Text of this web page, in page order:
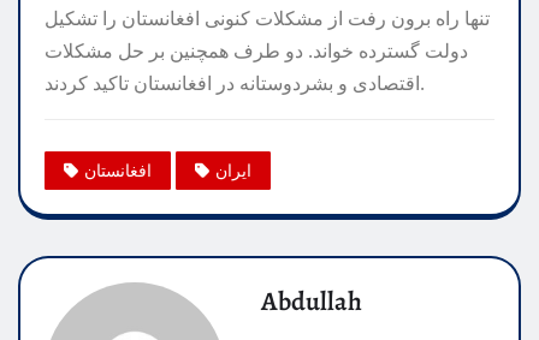
تنها راه برون رفت از مشکلات کنونی افغانستان را تشکیل
دولت گسترده خواند. دو طرف همچنین بر حل مشکلات
اقتصادی و بشردوستانه در افغانستان تاکید کردند.
افغانستان ایران
Abdullah